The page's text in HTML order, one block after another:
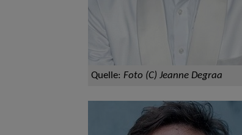
Quelle: Foto (C) Jeanne Degraa